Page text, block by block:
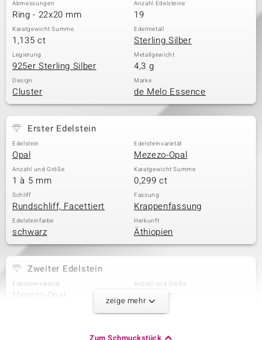
Classics
Abmessungen
Ring - 22x20 mm
Anzahl Edelsteine
19
Karatgewicht Summe
1,135 ct
Edelmetall
Sterling Silber
Legierung
925er Sterling Silber
Metallgewicht
4,3 g
Design
Cluster
Marke
de Melo Essence
Erster Edelstein
Edelstein
Opal
Edelsteinvarietät
Mezezo-Opal
Anzahl und Größe
1 à 5 mm
Karatgewicht Summe
0,299 ct
Schliff
Rundschliff, Facettiert
Fassung
Krappenfassung
Edelsteinfarbe
schwarz
Herkunft
Äthiopien
Zweiter Edelstein
Edelsteinvarietät
Mezezo-Opal
Anzahl und Größe
2 à 4 mm
Herkunft
zeige mehr